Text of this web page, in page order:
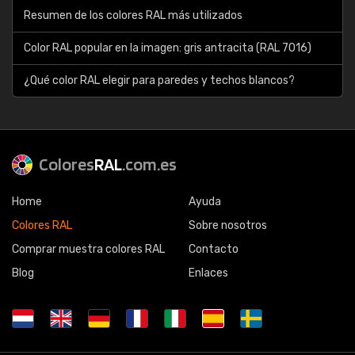
Resumen de los colores RAL más utilizados
Color RAL popular en la imagen: gris antracita (RAL 7016)
¿Qué color RAL elegir para paredes y techos blancos?
ColoresRAL.com.es
Home
Colores RAL
Comprar muestra colores RAL
Blog
Ayuda
Sobre nosotros
Contacto
Enlaces